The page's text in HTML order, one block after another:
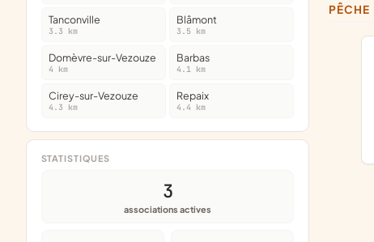
STATISTIQUES
3
associations actives
PÊCHE
Tanconville
3.3 km
Blâmont
3.5 km
Domèvre-sur-Vezouze
4 km
Barbas
4.1 km
Cirey-sur-Vezouze
4.3 km
Repaix
4.4 km